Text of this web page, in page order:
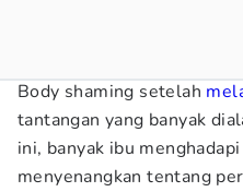
Body shaming setelah
tantangan yang banyak
ini, banyak ibu
menyenangkan tentang